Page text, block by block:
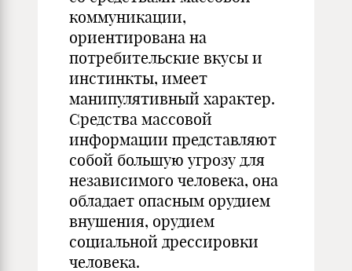
коммуникации,
ориентирована на
потребительские вкусы и
инстинкты, имеет
манипулятивный характер.
Средства массовой
информации представляют
собой большую угрозу для
независимого человека, она
обладает опасным орудием
внушения, орудием
социальной дрессировки
человека.